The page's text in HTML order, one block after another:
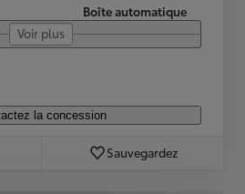
Boîte automatique
Voir plus
la concession
Sauvegardez